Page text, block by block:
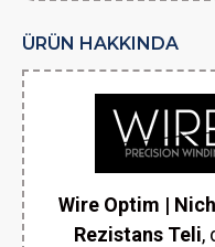
ÜRÜN HAKKINDA
Wire Optim |
Rezistans Teli,